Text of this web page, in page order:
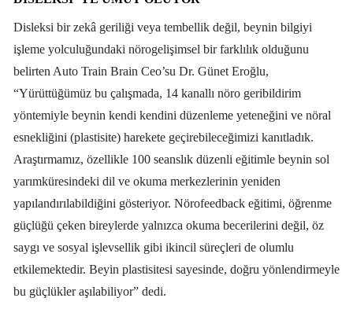
Disleksi bir zekâ geriliği veya tembellik değil, beynin bilgiyi
işleme yolculuğundaki nörogelişimsel bir farklılık olduğunu
belirten Auto Train Brain Ceo’su Dr. Günet Eroğlu,
“Yürüttüğümüz bu çalışmada, 14 kanallı nöro geribildirim
yöntemiyle beynin kendi kendini düzenleme yeteneğini ve nöral
esnekliğini (plastisite) harekete geçirebileceğimizi kanıtladık.
Araştırmamız, özellikle 100 seanslık düzenli eğitimle beynin sol
yarımküresindeki dil ve okuma merkezlerinin yeniden
yapılandırılabildiğini gösteriyor. Nörofeedback eğitimi, öğrenme
güçlüğü çeken bireylerde yalnızca okuma becerilerini değil, öz
saygı ve sosyal işlevsellik gibi ikincil süreçleri de olumlu
etkilemektedir. Beyin plastisitesi sayesinde, doğru yönlendirmeyle
bu güçlükler aşılabiliyor” dedi.